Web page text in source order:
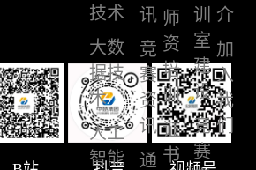
技术
大数
据技
术
人工
智能
讯
竞
赛
资
讯
通
师
资
培
训
证
书
训
室
建
设
竞
赛
介
加
入
我
们